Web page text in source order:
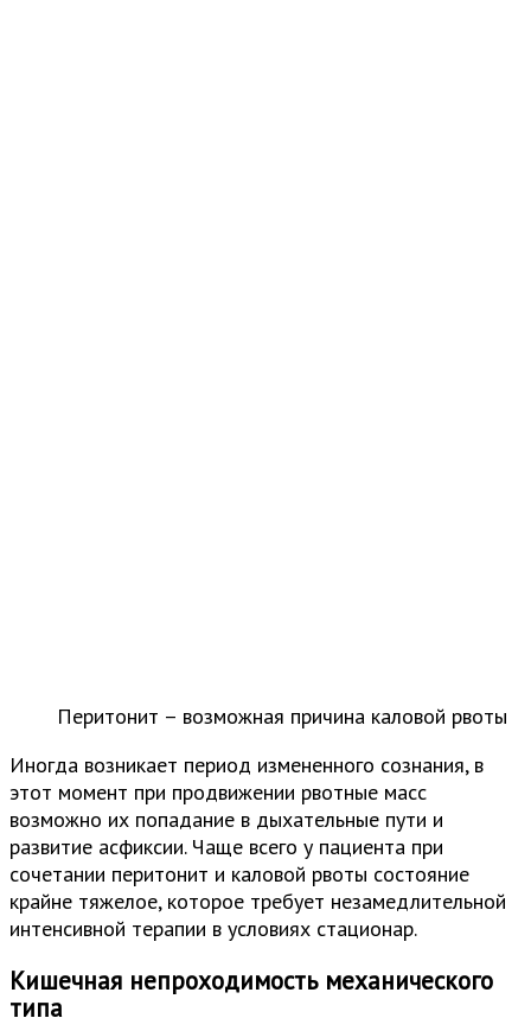
Перитонит – возможная причина каловой рвоты
Иногда возникает период измененного сознания, в
этот момент при продвижении рвотные масс
возможно их попадание в дыхательные пути и
развитие асфиксии. Чаще всего у пациента при
сочетании перитонит и каловой рвоты состояние
крайне тяжелое, которое требует незамедлительной
интенсивной терапии в условиях стационар.
Кишечная непроходимость механического
типа